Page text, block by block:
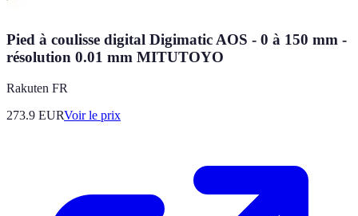
Pied à coulisse digital Digimatic AOS - 0 à 150 mm -
résolution 0.01 mm MITUTOYO
Rakuten FR
273.9 EURVoir le prix